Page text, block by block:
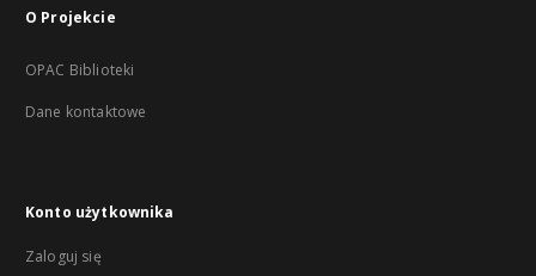
O Projekcie
OPAC Biblioteki
Dane kontaktowe
Konto użytkownika
Zaloguj się